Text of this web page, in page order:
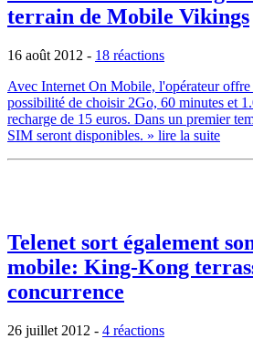
terrain de Mobile Vikings
16 août 2012 - 18 réactions
Avec Internet On Mobile, l'opérateur offre
possibilité de choisir 2Go, 60 minutes et
recharge de 15 euros. Dans un premier
SIM seront disponibles. » lire la suite
Telenet sort également
mobile: King-Kong
concurrence
26 juillet 2012 - 4 réactions